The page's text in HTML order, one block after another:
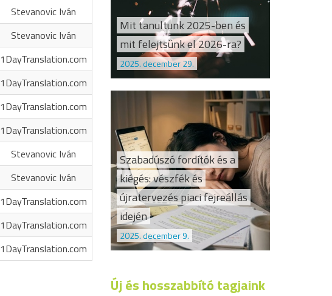
Stevanovic Iván
Stevanovic Iván
1DayTranslation.com
1DayTranslation.com
1DayTranslation.com
1DayTranslation.com
Stevanovic Iván
Stevanovic Iván
1DayTranslation.com
1DayTranslation.com
1DayTranslation.com
Mit tanultunk 2025-ben és
mit felejtsünk el 2026-ra?
2025. december 29.
Szabadúszó fordítók és a
kiégés: vészfék és
újratervezés piaci fejreállás
idején
2025. december 9.
Új és hosszabbító tagjaink